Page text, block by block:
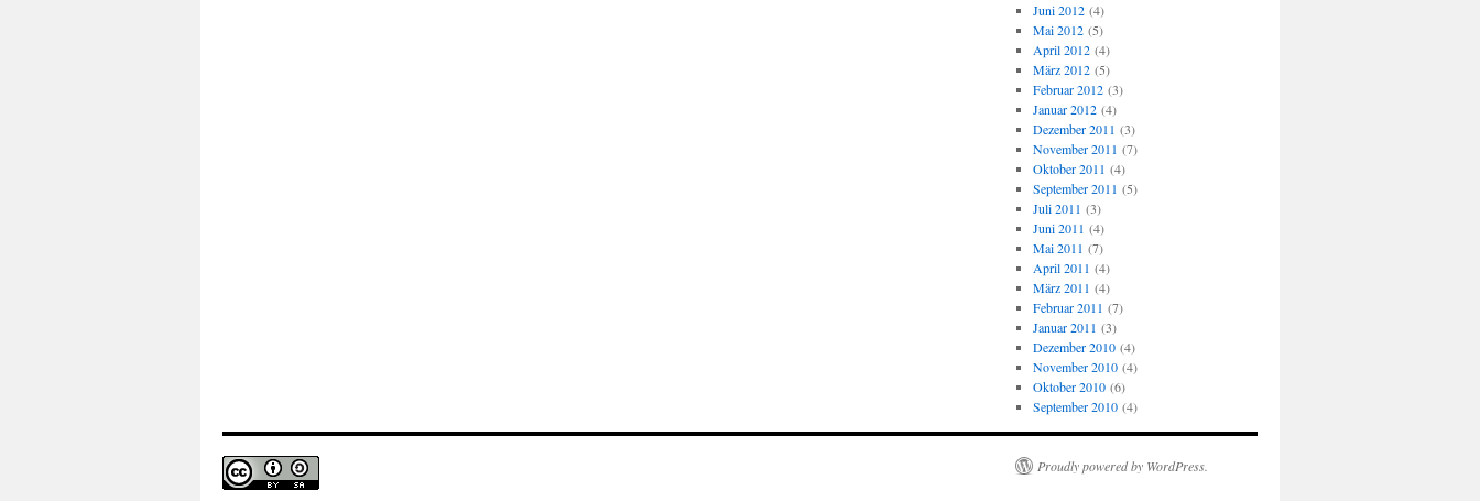
Juni 2012(4)
Mai 2012(5)
April 2012(4)
März 2012(5)
Februar 2012(3)
Januar 2012(4)
Dezember 2011 (3)
November 2011 (7)
Oktober 2011 (4)
September 2011 (5)
Juli 2011 (3)
Juni 2011 (4)
Mai 2011 (7)
April 2011 (4)
März 2011 (4)
Februar 2011 (7)
Januar 2011 (3)
Dezember 2010(4)
November 2010(4)
Oktober 2010(6)
September 2010(4)
Proudly powered by WordPress.